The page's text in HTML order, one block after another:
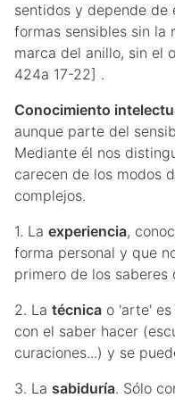
sentidos y depende de
formas sensibles sin la
marca del anillo, sin el
424a 17-22] .
Conocimiento
aunque parte del
Mediante él nos
carecen de los modos
complejos.
1. La experiencia,
forma personal y que
primero de los saberes
2. La técnica o 'arte'
con el saber hacer
curaciones...) y se
3. La sabiduría. Sólo